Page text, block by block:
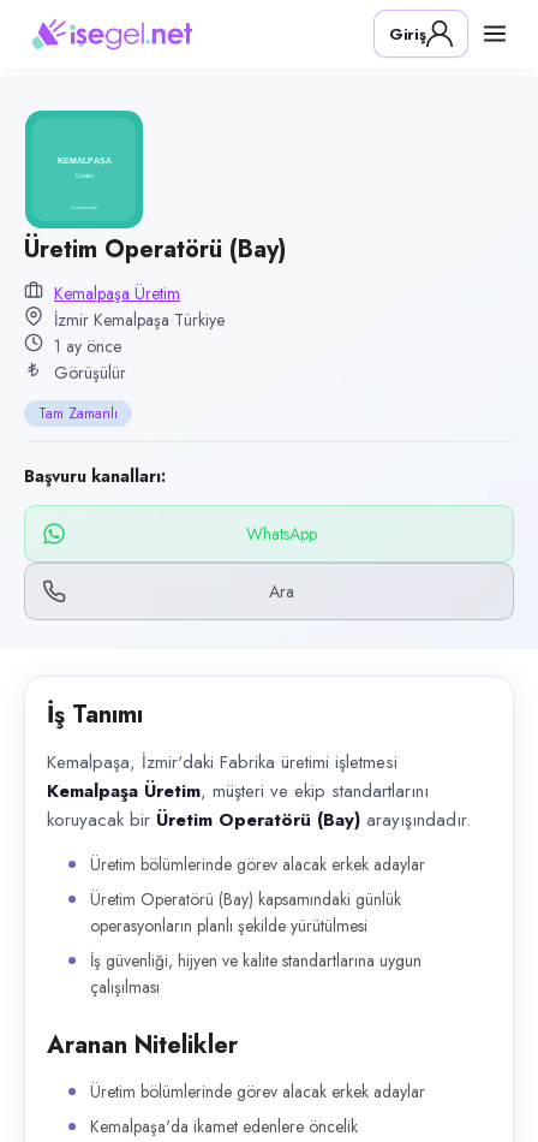
Pozisyon
Üretim Operatörü (Bay)
Kemalpaşa Üretim
Kategori
Üretim & İmalat
Konum
Kemalpaşa, İzmir
Çalışma şekli
Tam Zamanlı · Ofis
Yayın tarihi
29 Haziran 2026
Son geçerlilik
27 Eylül 2026
Başvuru kanalları
WhatsApp, Telefon
Kemalpaşa, İzmir'daki Fabrika üretimi işletmesi Kemalpaşa Üretim ,
Giriş
Üretim Operatörü (Bay)
Kemalpaşa Üretim
İzmir Kemalpaşa Türkiye
1 ay önce
Görüşülür
Tam Zamanlı
Başvuru kanalları:
WhatsApp
Ara
İş Tanımı
Kemalpaşa, İzmir'daki Fabrika üretimi işletmesi
Kemalpaşa Üretim, müşteri ve ekip standartlarını
koruyacak bir Üretim Operatörü (Bay) arayışındadır.
Üretim bölümlerinde görev alacak erkek adaylar
Üretim Operatörü (Bay) kapsamındaki günlük
operasyonların planlı şekilde yürütülmesi
İş güvenliği, hijyen ve kalite standartlarına uygun
çalışılması
Aranan Nitelikler
Üretim bölümlerinde görev alacak erkek adaylar
Kemalpaşa'da ikamet edenlere öncelik